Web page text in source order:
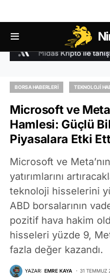
BORSA HABERLERI TEKNOLOJI
Microsoft ve
Hamlesi: Güçlü
Piyasalara Etki
Microsoft ve
yatırımlarını
teknoloji hisselerini
ABD borsalarının
pozitif hava hakim
hisseleri yüzde 9,
fazla değer kazandı.
YAZAR: EMRE KAYA 31 TEMMUZ